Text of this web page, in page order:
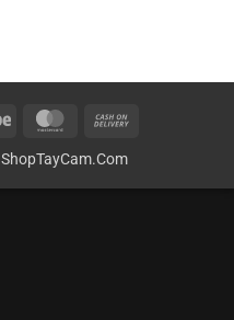
Stripe MasterCard
ShopTayCam.Com